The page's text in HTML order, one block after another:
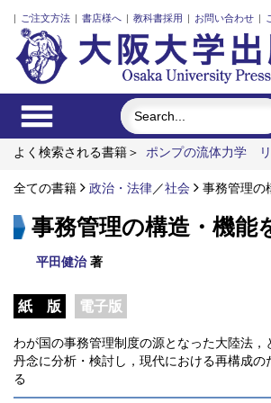
| ご注文方法 | 書店様へ | 教科書採用 | お問い合わせ |
よく検索される書籍＞
ポンプの流体力学
拓く大学
全ての書籍 政治・法律／社会 事務管理の
事務管理の構造・機能
平田健治著
紙 版 電子版
わが国の事務管理制度の源となった大陸法，
丹念に分析・検討し，現代における再構成の
る